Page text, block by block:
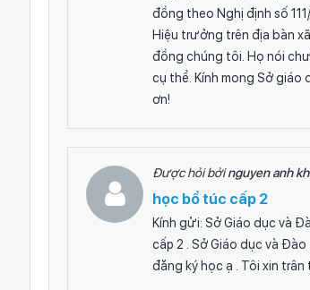
đồng theo Nghị định số
Hiệu trưởng trên địa bàn
đồng chúng tôi. Họ nói
cụ thể. Kính mong Sở
ơn!
Được hỏi bởinguyen anh
học bổ túc cấp 2
Kính gửi: Sở Giáo dục và
cấp 2 . Sở Giáo dục và
đăng ký học ạ . Tôi xin trân